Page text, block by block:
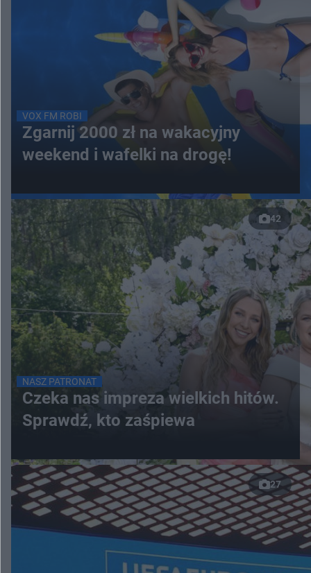
VOX FM ROBI
Zgarnij 2000 zł na wakacyjny
weekend i wafelki na drogę!
42
NASZ PATRONAT
Czeka nas impreza wielkich hitów.
Sprawdź, kto zaśpiewa
27